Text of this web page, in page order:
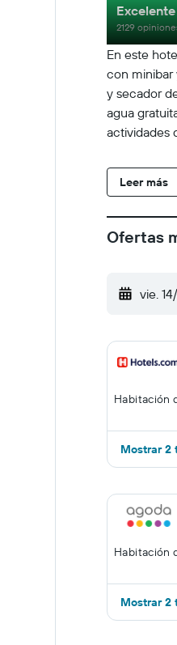
En este
con minibar
y secador
agua
actividades
Leer más
Excelente
2129
Ofertas
vie.
Habitación
Mostrar 2
Habitación
Mostrar 2